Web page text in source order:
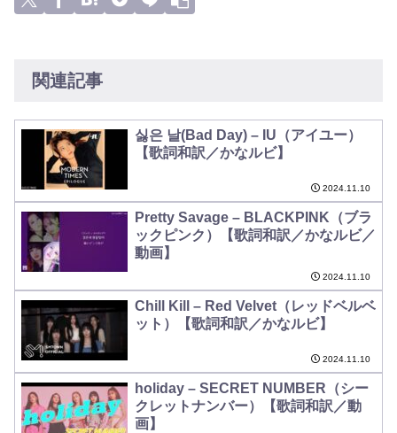
関連記事
싫은 날(Bad Day) – IU（アイユー）
【歌詞和訳／かなルビ】
2024.11.10
Pretty Savage – BLACKPINK（ブラ
ックピンク）【歌詞和訳／かなルビ／
動画】
2024.11.10
Chill Kill – Red Velvet（レッドベルベ
ット）【歌詞和訳／かなルビ】
2024.11.10
holiday – SECRET NUMBER（シー
クレットナンバー）【歌詞和訳／動
画】